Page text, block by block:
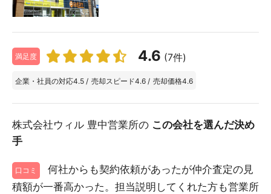
満足度 4.6 (7件)
企業・社員の対応4.5 / 売却スピード4.6 / 売却価格4.6
株式会社ウィル 豊中営業所の この会社を選んだ決め
手
口コミ
何社からも契約依頼があったが仲介査定の見
積額が一番高かった。担当説明してくれた方も営業所